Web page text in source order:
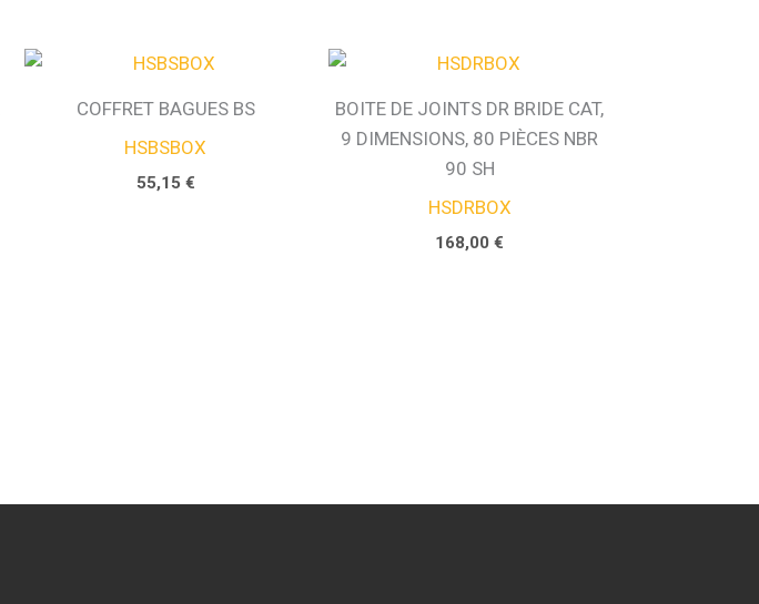
COFFRET BAGUES BS
HSBSBOX
55,15 €
BOITE DE JOINTS DR BRIDE CAT,
9 DIMENSIONS, 80 PIÈCES NBR
90 SH
HSDRBOX
168,00€